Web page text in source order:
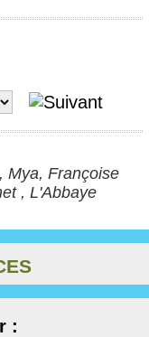
Mya, Françoise
, L'Abbaye
: